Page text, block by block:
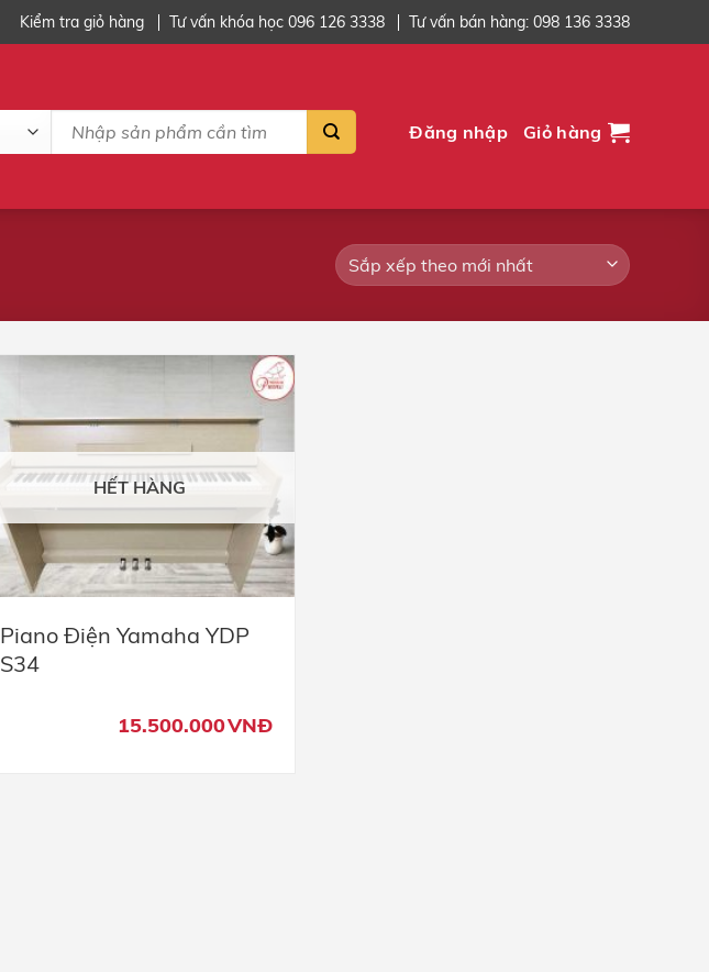
Kiểm tra giỏ hàng Tư vấn khóa học 096 126 3338 Tư vấn bán hàng: 098 136 3338
kiếm:
Đăng nhập Giỏ hàng
HẾT HÀNG
Piano Điện Yamaha YDP
S34
15.500.000VNĐ